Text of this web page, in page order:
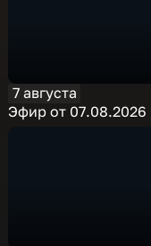
7 августа
Эфир от 07.08.2026